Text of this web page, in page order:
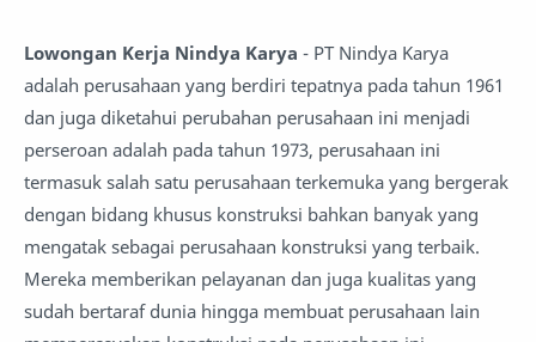
Lowongan Kerja Nindya Karya - PT Nindya Karya
adalah perusahaan yang berdiri tepatnya pada tahun 1961
dan juga diketahui perubahan perusahaan ini menjadi
perseroan adalah pada tahun 1973, perusahaan ini
termasuk salah satu perusahaan terkemuka yang bergerak
dengan bidang khusus konstruksi bahkan banyak yang
mengatak sebagai perusahaan konstruksi yang terbaik.
Mereka memberikan pelayanan dan juga kualitas yang
sudah bertaraf dunia hingga membuat perusahaan lain